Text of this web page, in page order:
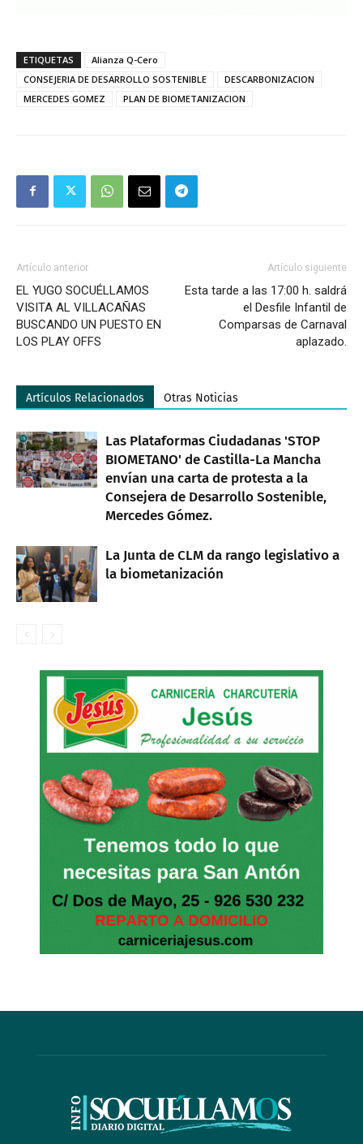
ETIQUETAS
Alianza Q-Cero
CONSEJERIA DE DESARROLLO SOSTENIBLE
DESCARBONIZACION
MERCEDES GOMEZ
PLAN DE BIOMETANIZACION
Artículo anterior
EL YUGO SOCUÉLLAMOS
VISITA AL VILLACAÑAS
BUSCANDO UN PUESTO EN
LOS PLAY OFFS
Artículo siguiente
Esta tarde a las 17:00 h. saldrá
el Desfile Infantil de
Comparsas de Carnaval
aplazado.
Artículos Relacionados Otras Noticias
Las Plataformas Ciudadanas 'STOP
BIOMETANO' de Castilla-La Mancha
envían una carta de protesta a la
Consejera de Desarrollo Sostenible,
Mercedes Gómez.
La Junta de CLM da rango legislativo a
la biometanización